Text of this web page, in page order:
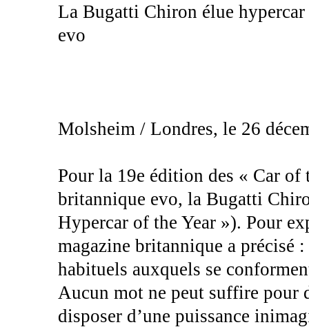
La Bugatti Chiron élue hypercar
evo
Molsheim / Londres, le 26
Pour la 19e édition des « Car of
britannique evo, la Bugatti
Hypercar of the Year »). Pour
magazine britannique a précisé
habituels auxquels se
Aucun mot ne peut suffire pour
disposer d’une puissance